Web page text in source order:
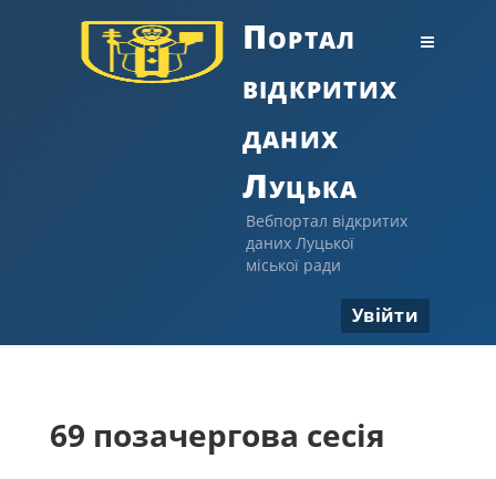
Портал
відкритих
даних
Луцька
Вебпортал відкритих
даних Луцької
міської ради
Увійти
69 позачергова сесія